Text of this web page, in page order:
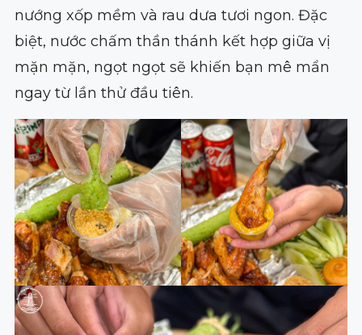
nướng xốp mềm và rau dưa tươi ngon. Đặc
biệt, nước chấm thần thánh kết hợp giữa vị
mặn mặn, ngọt ngọt sẽ khiến bạn mê mẩn
ngay từ lần thử đầu tiên.